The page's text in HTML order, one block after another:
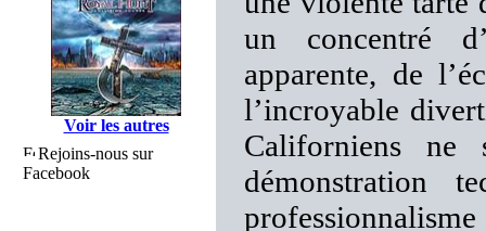
Voir les autres
Rejoins-nous sur
Facebook
un concentré
apparente, de
l’incroyable
Californiens ne
démonstration